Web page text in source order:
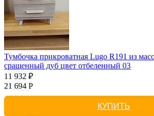
Тумбочка прикроватная Lugo R191 из
сращенный дуб цвет отбеленный 03
11 932 ₽
21 694 Р
КУПИТЬ